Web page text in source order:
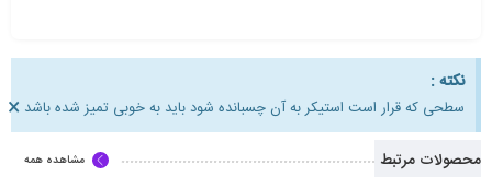
نکته :
سطحی که قرار است استیکر به آن چسبانده شود باید به خوبی تمیز شده باشد ×
محصولات مرتبط مشاهده همه